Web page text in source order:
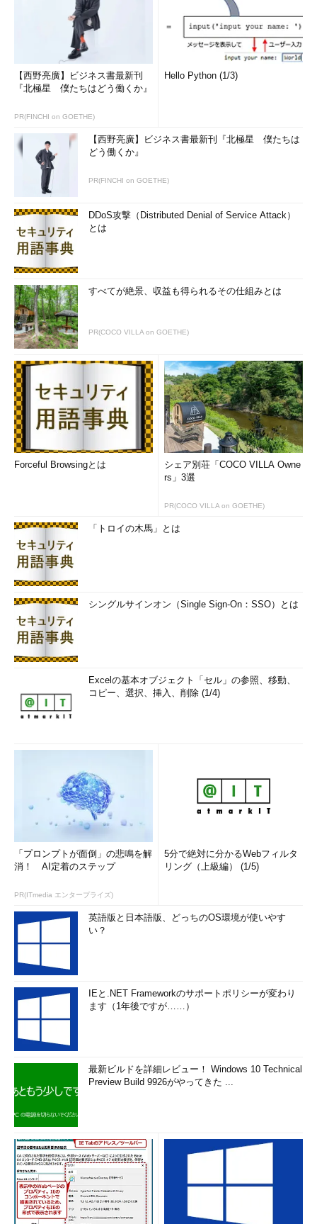
【西野亮廣】ビジネス書最新刊
『北極星 僕たちはどう働くか』
PR(FINCHI on GOETHE)
Hello Python (1/3)
【西野亮廣】ビジネス書最新刊『北極星 僕たちは
どう働くか』
PR(FINCHI on GOETHE)
DDoS攻撃（Distributed Denial of Service Attack）
とは
すべてが絶景、収益も得られるその仕組みとは
PR(COCO VILLA on GOETHE)
Forceful Browsingとは
シェア別荘「COCO VILLA Owne
rs」3選
PR(COCO VILLA on GOETHE)
「トロイの木馬」とは
シングルサインオン（Single Sign-On：SSO）とは
Excelの基本オブジェクト「セル」の参照、移動、
コピー、選択、挿入、削除 (1/4)
「プロンプトが面倒」の悲鳴を解
消！ AI定着のステップ
PR(ITmedia エンタープライズ)
5分で絶対に分かるWebフィルタ
リング（上級編） (1/5)
英語版と日本語版、どっちのOS環境が使いやす
い？
IEと.NET Frameworkのサポートポリシーが変わり
ます（1年後ですが……）
最新ビルドを詳細レビュー！ Windows 10 Technical
Preview Build 9926がやってきた ...